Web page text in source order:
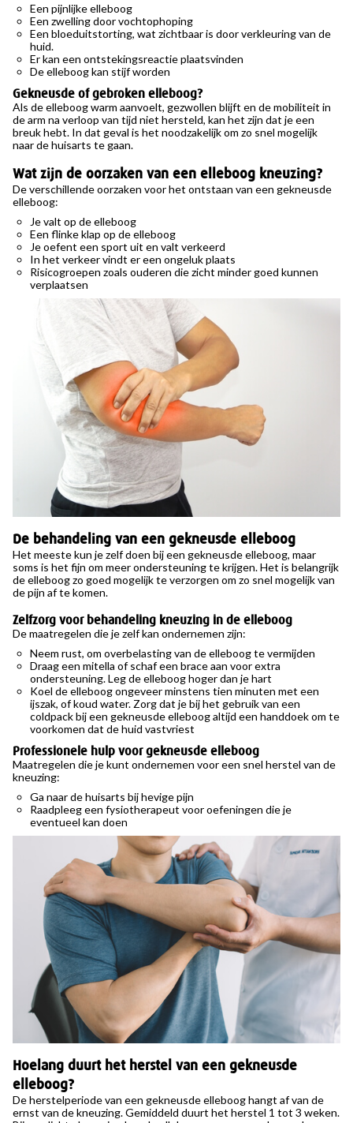
Een pijnlijke elleboog
Een zwelling door vochtophoping
Een bloeduitstorting, wat zichtbaar is door verkleuring van de
huid.
Er kan een ontstekingsreactie plaatsvinden
De elleboog kan stijf worden
Gekneusde of gebroken elleboog?
Als de elleboog warm aanvoelt, gezwollen blijft en de mobiliteit in
de arm na verloop van tijd niet hersteld, kan het zijn dat je een
breuk hebt. In dat geval is het noodzakelijk om zo snel mogelijk
naar de huisarts te gaan.
Wat zijn de oorzaken van een elleboog kneuzing?
De verschillende oorzaken voor het ontstaan van een gekneusde
elleboog:
Je valt op de elleboog
Een flinke klap op de elleboog
Je oefent een sport uit en valt verkeerd
In het verkeer vindt er een ongeluk plaats
Risicogroepen zoals ouderen die zicht minder goed kunnen
verplaatsen
De behandeling van een gekneusde elleboog
Het meeste kun je zelf doen bij een gekneusde elleboog, maar
soms is het fijn om meer ondersteuning te krijgen. Het is belangrijk
de elleboog zo goed mogelijk te verzorgen om zo snel mogelijk van
de pijn af te komen.
Zelfzorg voor behandeling kneuzing in de elleboog
De maatregelen die je zelf kan ondernemen zijn:
Neem rust, om overbelasting van de elleboog te vermijden
Draag een mitella of schaf een brace aan voor extra
ondersteuning. Leg de elleboog hoger dan je hart
Koel de elleboog ongeveer minstens tien minuten met een
ijszak, of koud water. Zorg dat je bij het gebruik van een
coldpack bij een gekneusde elleboog altijd een handdoek om te
voorkomen dat de huid vastvriest
Professionele hulp voor gekneusde elleboog
Maatregelen die je kunt ondernemen voor een snel herstel van de
kneuzing:
Ga naar de huisarts bij hevige pijn
Raadpleeg een fysiotherapeut voor oefeningen die je
eventueel kan doen
Hoelang duurt het herstel van een gekneusde
elleboog?
De herstelperiode van een gekneusde elleboog hangt af van de
ernst van de kneuzing. Gemiddeld duurt het herstel 1 tot 3 weken.